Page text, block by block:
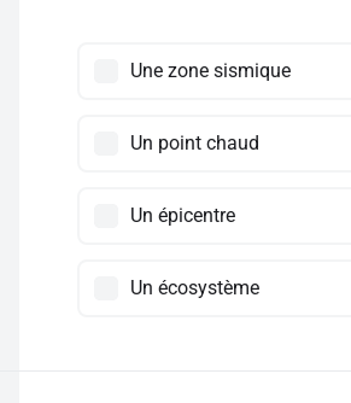
Une zone sismique
Un point chaud
Un épicentre
Un écosystème